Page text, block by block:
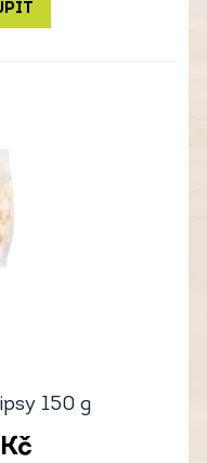
150 g
Kč